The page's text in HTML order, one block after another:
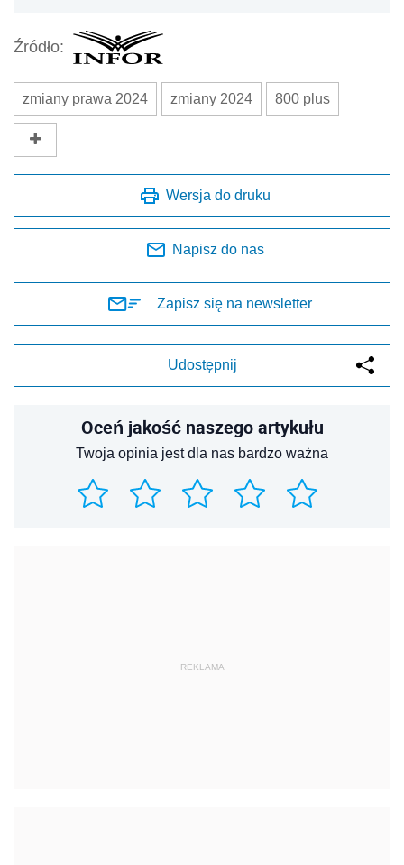
Źródło:
zmiany prawa 2024 zmiany 2024 800 plus
Wersja do druku
Napisz do nas
Zapisz się na newsletter
Udostępnij
Oceń jakość naszego artykułu
Twoja opinia jest dla nas bardzo ważna
REKLAMA